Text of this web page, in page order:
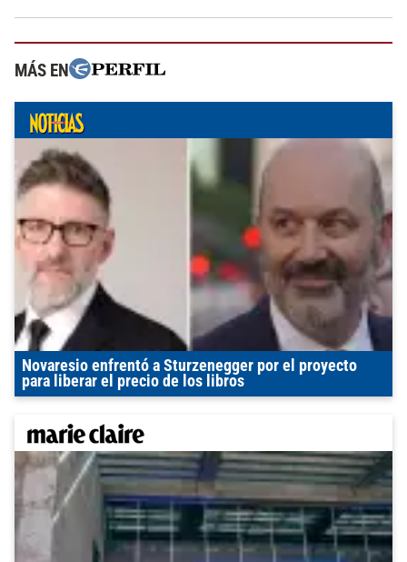
MÁS EN
Novaresio enfrentó a Sturzenegger por el proyecto
para liberar el precio de los libros